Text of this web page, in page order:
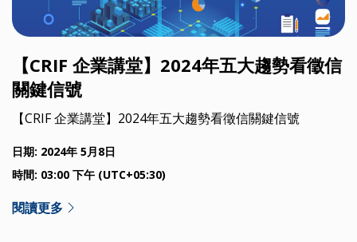
【CRIF 企業講堂】2024年五大趨勢看徵信
關鍵信號
【CRIF 企業講堂】2024年五大趨勢看徵信關鍵信號
日期: 2024年 5月8日
時間: 03:00 下午 (UTC+05:30)
閱讀更多